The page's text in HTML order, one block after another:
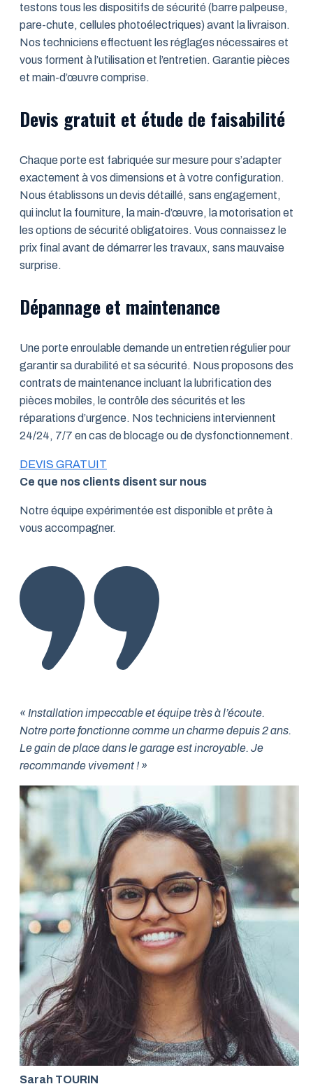
testons tous les dispositifs de sécurité (barre palpeuse,
pare-chute, cellules photoélectriques) avant la livraison.
Nos techniciens effectuent les réglages nécessaires et
vous forment à l’utilisation et l’entretien. Garantie pièces
et main-d’œuvre comprise.
Devis gratuit et étude de faisabilité
Chaque porte est fabriquée sur mesure pour s’adapter
exactement à vos dimensions et à votre configuration.
Nous établissons un devis détaillé, sans engagement,
qui inclut la fourniture, la main-d’œuvre, la motorisation et
les options de sécurité obligatoires. Vous connaissez le
prix final avant de démarrer les travaux, sans mauvaise
surprise.
Dépannage et maintenance
Une porte enroulable demande un entretien régulier pour
garantir sa durabilité et sa sécurité. Nous proposons des
contrats de maintenance incluant la lubrification des
pièces mobiles, le contrôle des sécurités et les
réparations d’urgence. Nos techniciens interviennent
24/24, 7/7 en cas de blocage ou de dysfonctionnement.
DEVIS GRATUIT
Ce que nos clients disent sur nous
Notre équipe expérimentée est disponible et prête à
vous accompagner.
« Installation impeccable et équipe très à l’écoute.
Notre porte fonctionne comme un charme depuis 2 ans.
Le gain de place dans le garage est incroyable. Je
recommande vivement ! »
Sarah TOURIN